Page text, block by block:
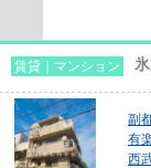
賃貸｜マンション
副
有
西